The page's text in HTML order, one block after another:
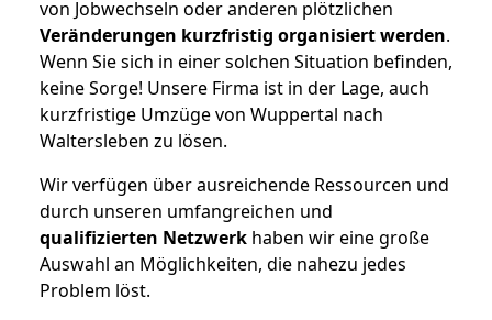
von Jobwechseln oder anderen plötzlichen
Veränderungen kurzfristig organisiert werden.
Wenn Sie sich in einer solchen Situation befinden,
keine Sorge! Unsere Firma ist in der Lage, auch
kurzfristige Umzüge von Wuppertal nach
Waltersleben zu lösen.
Wir verfügen über ausreichende Ressourcen und
durch unseren umfangreichen und
qualifizierten Netzwerk haben wir eine große
Auswahl an Möglichkeiten, die nahezu jedes
Problem löst.